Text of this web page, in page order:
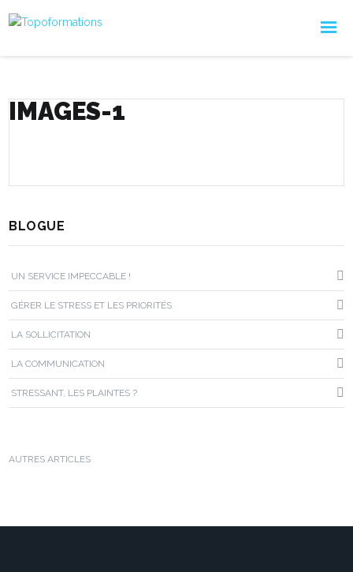
IMAGES-1
BLOGUE
UN SERVICE IMPECCABLE !
GÉRER LE STRESS ET LES PRIORITÉS
LA SOLLICITATION
LA COMMUNICATION
STRESSANT, LES PLAINTES ?
AUTRES ARTICLES